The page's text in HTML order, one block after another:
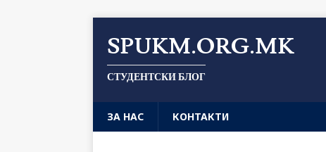
SPUKM.ORG.MK
СТУДЕНТСКИ БЛОГ
ЗА НАС КОНТАКТИ